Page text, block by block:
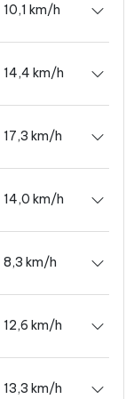
10,1 km/h
14,4 km/h
17,3 km/h
14,0 km/h
8,3 km/h
12,6 km/h
13,3 km/h